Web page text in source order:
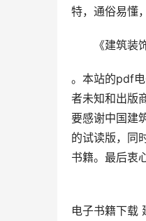
特，通俗易懂
《建筑装饰
。本站的pdf
者未知和出版
要感谢中国建
的试读版，同
书籍。最后衷
电子书籍下载